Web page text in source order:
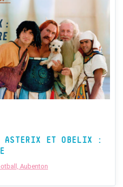
ET OBELIX :
Aubenton